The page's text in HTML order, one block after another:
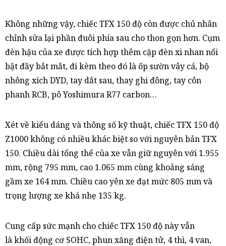
Không những vậy, chiếc TFX 150 độ còn được chủ nhân
chỉnh sửa lại phần đuôi phía sau cho thon gọn hơn. Cụm
đèn hậu của xe được tích hợp thêm cặp đèn xi nhan nổi
bật đầy bắt mắt, đi kèm theo đó là ốp sườn vây cá, bộ
nhông xích DYD, tay dắt sau, thay ghi đông, tay côn
phanh RCB, pô Yoshimura R77 carbon…
Xét về kiểu dáng và thông số kỹ thuật, chiếc TFX 150 độ
Z1000 không có nhiều khác biệt so với nguyên bản TFX
150. Chiều dài tổng thể của xe vẫn giữ nguyên với 1.955
mm, rộng 795 mm, cao 1.065 mm cùng khoảng sáng
gầm xe 164 mm. Chiều cao yên xe đạt mức 805 mm và
trọng lượng xe khá nhẹ 135 kg.
Cung cấp sức mạnh cho chiếc TFX 150 độ này vẫn
là khối động cơ SOHC, phun xăng điện tử, 4 thì, 4 van,